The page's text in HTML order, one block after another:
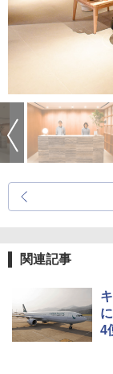
関連記事
4